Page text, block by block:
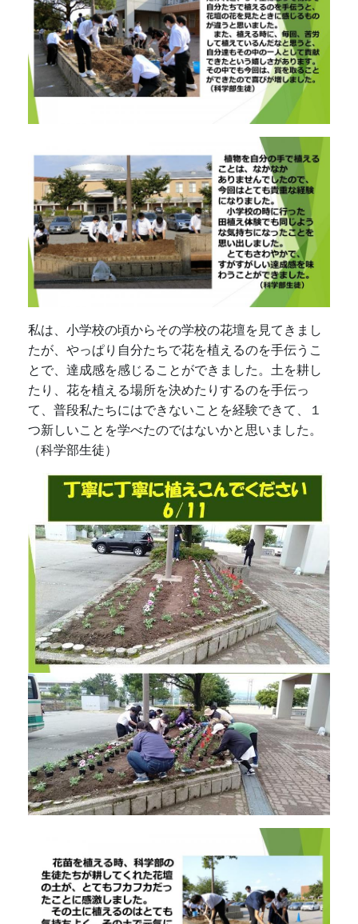
私は、小学校の頃からその学校の花壇を見てきまし
たが、やっぱり自分たちで花を植えるのを手伝うこ
とで、達成感を感じることができました。土を耕し
たり、花を植える場所を決めたりするのを手伝っ
て、普段私たちにはできないことを経験できて、１
つ新しいことを学べたのではないかと思いました。
（科学部生徒）